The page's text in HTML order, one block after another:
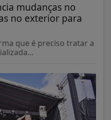
mudanças no
no exterior para
que é preciso tratar a